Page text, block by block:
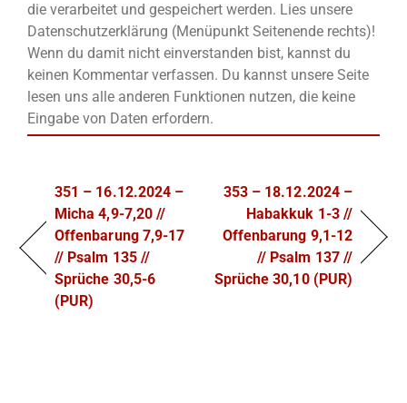
die verarbeitet und gespeichert werden. Lies unsere
Datenschutzerklärung (Menüpunkt Seitenende rechts)!
Wenn du damit nicht einverstanden bist, kannst du
keinen Kommentar verfassen. Du kannst unsere Seite
lesen uns alle anderen Funktionen nutzen, die keine
Eingabe von Daten erfordern.
351 – 16.12.2024 –
Micha 4,9-7,20 //
Offenbarung 7,9-17
// Psalm 135 //
Sprüche 30,5-6
(PUR)
353 – 18.12.2024 –
Habakkuk 1-3 //
Offenbarung 9,1-12
// Psalm 137 //
Sprüche 30,10 (PUR)